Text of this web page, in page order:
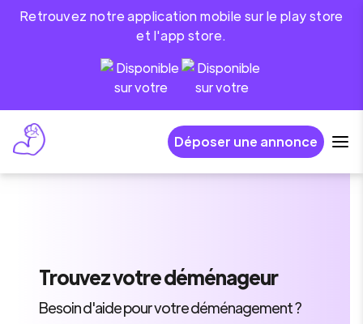
Retrouvez notre application mobile sur le play store
et l'app store.
Déposer une annonce
Trouvezvotre déménageur
Besoin d'aide pour votre déménagement ?